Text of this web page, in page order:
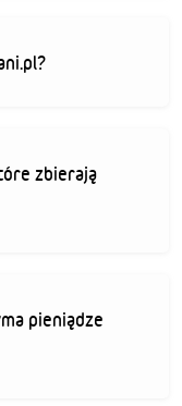
zbierają
pieniądze